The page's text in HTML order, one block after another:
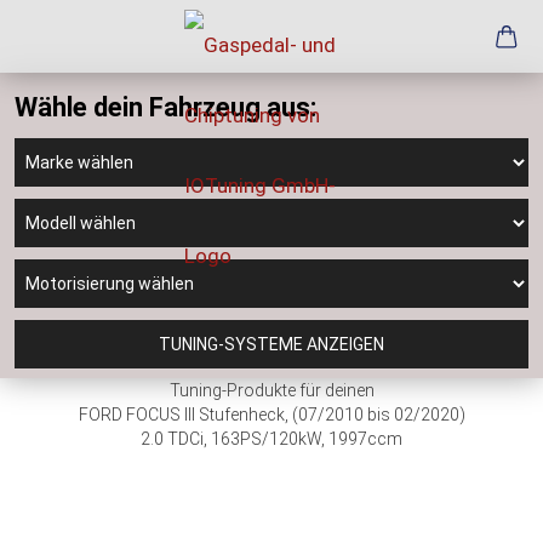
Wähle dein Fahrzeug aus:
TUNING-SYSTEME ANZEIGEN
Tuning-Produkte für deinen
FORD FOCUS III Stufenheck, (07/2010 bis 02/2020)
2.0 TDCi, 163PS/120kW, 1997ccm